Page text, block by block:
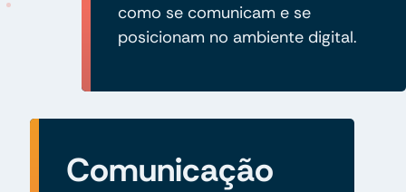
como se comunicam e se
posicionam no ambiente digital.
Comunicação